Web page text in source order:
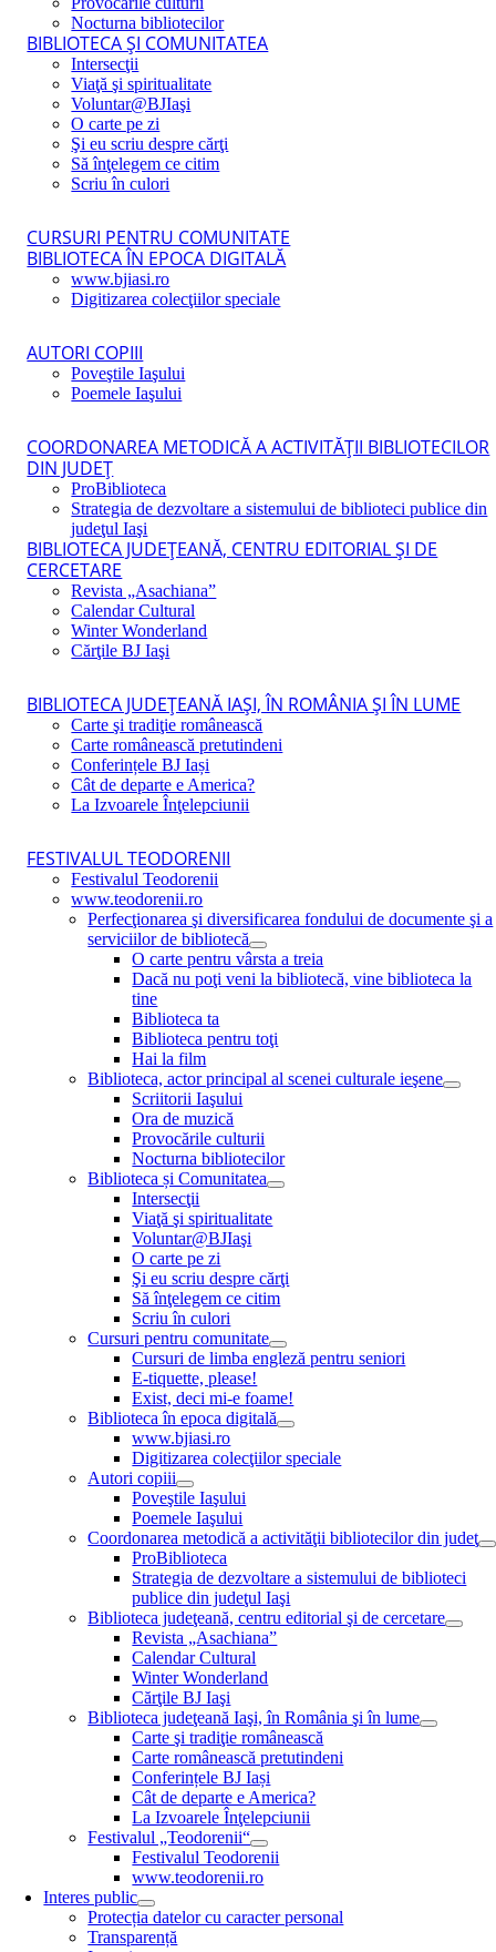
Nocturna bibliotecilor
BIBLIOTECA ŞI COMUNITATEA
Intersecţii
Viaţă şi spiritualitate
Voluntar@BJIaşi
O carte pe zi
Şi eu scriu despre cărţi
Să înţelegem ce citim
Scriu în culori
CURSURI PENTRU COMUNITATE
BIBLIOTECA ÎN EPOCA DIGITALĂ
www.bjiasi.ro
Digitizarea colecţiilor speciale
AUTORI COPIII
Poveştile Iaşului
Poemele Iaşului
COORDONAREA METODICĂ A ACTIVITĂŢII BIBLIOTECILOR
DIN JUDEŢ
ProBiblioteca
Strategia de dezvoltare a sistemului de biblioteci publice din
judeţul Iaşi
BIBLIOTECA JUDEŢEANĂ, CENTRU EDITORIAL ŞI DE
CERCETARE
Revista „Asachiana”
Calendar Cultural
Winter Wonderland
Cărţile BJ Iaşi
BIBLIOTECA JUDEŢEANĂ IAŞI, ÎN ROMÂNIA ŞI ÎN LUME
Carte şi tradiţie românească
Carte românească pretutindeni
Conferințele BJ Iași
Cât de departe e America?
La Izvoarele Înţelepciunii
FESTIVALUL TEODORENII
Festivalul Teodorenii
www.teodorenii.ro
Perfecţionarea şi diversificarea fondului de documente şi a
serviciilor de bibliotecă
O carte pentru vârsta a treia
Dacă nu poţi veni la bibliotecă, vine biblioteca la
tine
Biblioteca ta
Biblioteca pentru toţi
Hai la film
Biblioteca, actor principal al scenei culturale ieşene
Scriitorii Iaşului
Ora de muzică
Provocările culturii
Nocturna bibliotecilor
Biblioteca și Comunitatea
Intersecţii
Viaţă şi spiritualitate
Voluntar@BJIaşi
O carte pe zi
Şi eu scriu despre cărţi
Să înţelegem ce citim
Scriu în culori
Cursuri pentru comunitate
Cursuri de limba engleză pentru seniori
E-tiquette, please!
Exist, deci mi-e foame!
Biblioteca în epoca digitală
www.bjiasi.ro
Digitizarea colecţiilor speciale
Autori copiii
Poveştile Iaşului
Poemele Iaşului
Coordonarea metodică a activităţii bibliotecilor din judeţ
ProBiblioteca
Strategia de dezvoltare a sistemului de biblioteci
publice din judeţul Iaşi
Biblioteca judeţeană, centru editorial şi de cercetare
Revista „Asachiana”
Calendar Cultural
Winter Wonderland
Cărţile BJ Iaşi
Biblioteca judeţeană Iaşi, în România şi în lume
Carte şi tradiţie românească
Carte românească pretutindeni
Conferințele BJ Iași
Cât de departe e America?
La Izvoarele Înţelepciunii
Festivalul „Teodorenii“
Festivalul Teodorenii
www.teodorenii.ro
Interes public
Protecția datelor cu caracter personal
Transparență